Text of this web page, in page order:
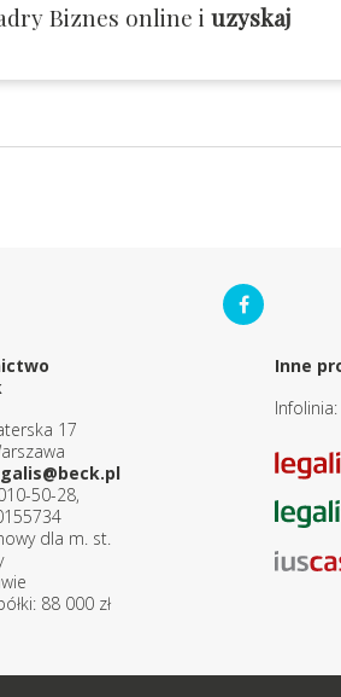
Biznes online i uzyskaj
17
50-28,
dla m. st.
88 000 zł
Inne
Infolinia: